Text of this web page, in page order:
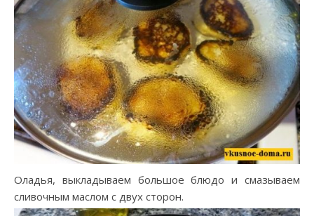
Оладья, выкладываем большое блюдо и смазываем
сливочным маслом с двух сторон.